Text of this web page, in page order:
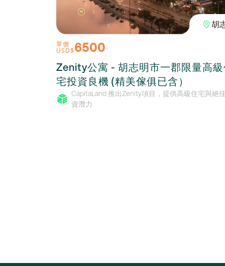
胡
單價
USD$6500
Zenity公寓 - 胡志明市一郡限量高
宅投資良機 (精美傢俱已含）
CapitaLand 推出Zenity項目，提供高級住宅與絕
資潛力